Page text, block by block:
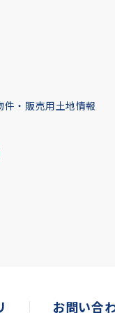
件・販売用土地情報
お問い合